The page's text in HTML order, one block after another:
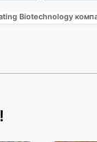
Biotechnology